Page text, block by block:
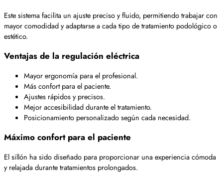
Este sistema facilita un ajuste preciso y fluido, permitiendo trabajar con
mayor comodidad y adaptarse a cada tipo de tratamiento podológico o
estético.
Ventajas de la regulación eléctrica
Mayor ergonomía para el profesional.
Más confort para el paciente.
Ajustes rápidos y precisos.
Mejor accesibilidad durante el tratamiento.
Posicionamiento personalizado según cada necesidad.
Máximo confort para el paciente
El sillón ha sido diseñado para proporcionar una experiencia cómoda
y relajada durante tratamientos prolongados.